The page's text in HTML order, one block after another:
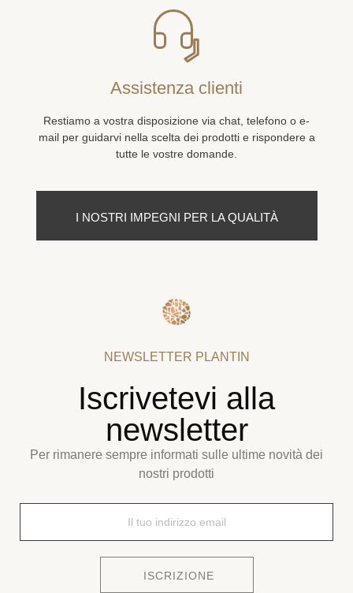
Assistenza clienti
Restiamo a vostra disposizione via chat, telefono o e-
mail per guidarvi nella scelta dei prodotti e rispondere a
tutte le vostre domande.
I NOSTRI IMPEGNI PER LA QUALITÀ
NEWSLETTER PLANTIN
Iscrivetevi alla
newsletter
Per rimanere sempre informati sulle ultime novità dei
nostri prodotti
ISCRIZIONE